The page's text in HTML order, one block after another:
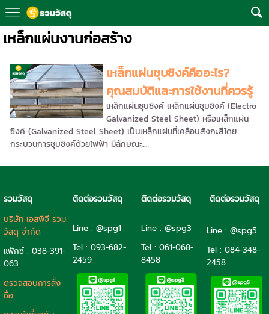
เหล็กแผ่นงานก่อสร้าง
เหล็กแผ่นชุบซิงค์คืออะไร?
คุณสมบัติและการใช้งานที่ควรรู้
เหล็กแผ่นชุบซิงค์ เหล็กแผ่นชุบซิงค์ (Electro
Galvanized Steel Sheet) หรือเหล็กแผ่น
ซิงค์ (Galvanized Steel Sheet) เป็นเหล็กแผ่นที่เคลือบสังกะสีโดย
กระบวนการชุบซิงค์ด้วยไฟฟ้า มีลักษณะ...
รวมวัสดุ ติดต่อรวมวัสดุ ติดต่อรวมวัสดุ
ติดต่อรวมวัสดุ
บริษัท เอสพีจี รวม
วัสดุ จำกัด
แฟ็กซ์ : 038-391-
063
ตรวจสอบการสั่ง
ซื้อ
Line : @spg1
Tel : 093-682-
2459
Line : @spg3
Tel : 061-068-
8458
Line : @spg5
Tel : 084-348-
2458